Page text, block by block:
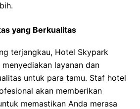
yang Berkualitas
terjangkau, Hotel Skypark
layanan dan
untuk para tamu. Staf hotel
akan memberikan
memastikan Anda merasa